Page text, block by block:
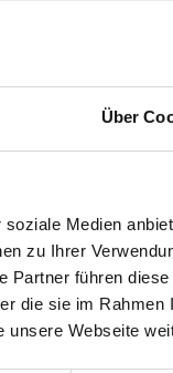
Über
Medien
zu Ihrer
Partner führen
die sie im Rahmen
Webseite